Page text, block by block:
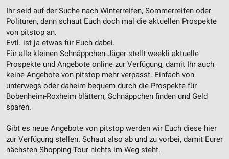
Ihr seid auf der Suche nach Winterreifen, Sommerreifen oder
Polituren, dann schaut Euch doch mal die aktuellen Prospekte
von pitstop an.
Evtl. ist ja etwas für Euch dabei.
Für alle kleinen Schnäppchen-Jäger stellt weekli aktuelle
Prospekte und Angebote online zur Verfügung, damit Ihr auch
keine Angebote von pitstop mehr verpasst. Einfach von
unterwegs oder daheim bequem durch die Prospekte für
Bobenheim-Roxheim blättern, Schnäppchen finden und Geld
sparen.
Gibt es neue Angebote von pitstop werden wir Euch diese hier
zur Verfügung stellen. Schaut also ab und zu vorbei, damit Eurer
nächsten Shopping-Tour nichts im Weg steht.